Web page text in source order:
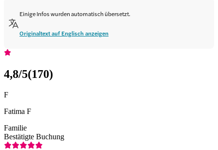
Einige Infos wurden automatisch übersetzt.
Originaltext auf Englisch anzeigen
4,8/5(170)
F
Fatima F
Familie
Bestätigte Buchung